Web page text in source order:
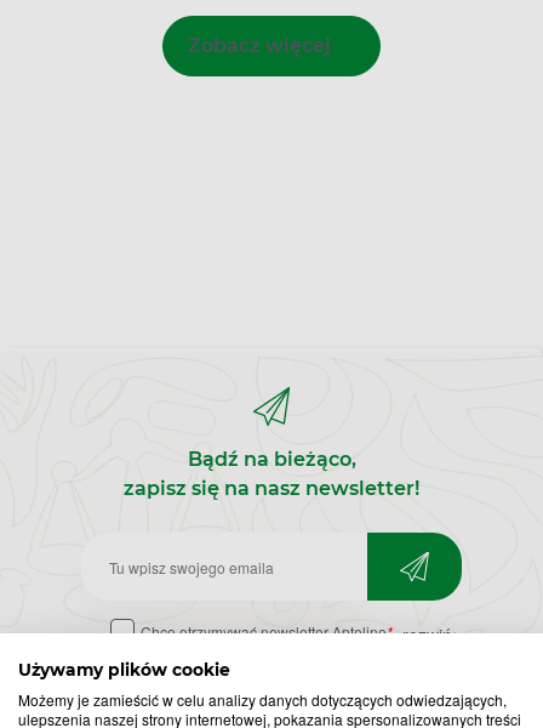
Używamy plików cookie
Możemy je zamieścić w celu analizy danych dotyczących odwiedzających,
ulepszenia naszej strony internetowej, pokazania spersonalizowanych treści
Zobacz więcej
Bądź na bieżąco,
zapisz się na nasz newsletter!
Zapisz
do
newslettera
Chcę otrzymywać newsletter Apteline* rozwiń>